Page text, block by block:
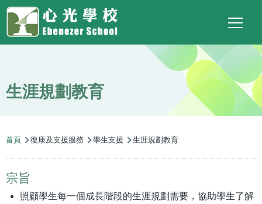
移至主內容
Top
Social
Link
Language
switcher
Main
navigation
生涯規劃教育
導
連
結
首頁 復康及支援服務 學生支援 生涯規劃教育
宗旨
照顧學生每一個成長階段的生涯規劃需要，協助學生了解